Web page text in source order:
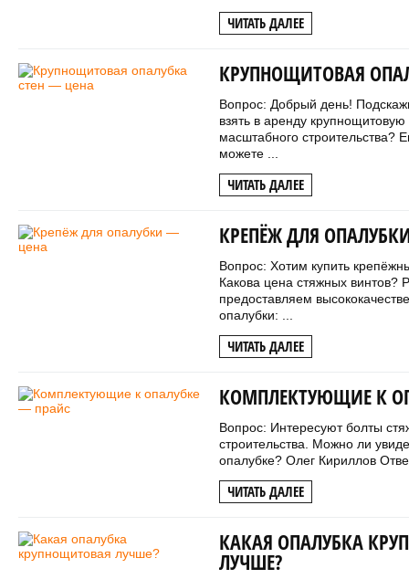
ЧИТАТЬ ДАЛЕЕ
КРУПНОЩИТОВАЯ
Вопрос: Добрый день!
взять в аренду
масштабного строительства?
можете ...
ЧИТАТЬ ДАЛЕЕ
КРЕПЁЖ ДЛЯ
Вопрос: Хотим купить
Какова цена стяжных винтов?
предоставляем
опалубки: ...
ЧИТАТЬ ДАЛЕЕ
КОМПЛЕКТУЮЩИЕ К
Вопрос: Интересуют болты
строительства. Можно ли
опалубке? Олег Кириллов
ЧИТАТЬ ДАЛЕЕ
КАКАЯ ОПАЛУБКА
ЛУЧШЕ?